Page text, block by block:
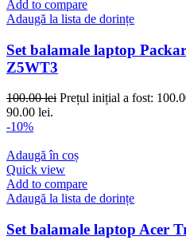
Add to compare
Adaugă la lista de dorințe
Set balamale laptop
Z5WT3
100.00lei Prețul inițial a fost:
90.00 lei.
-10%
Adaugă în coș
Quick view
Add to compare
Adaugă la lista de dorințe
Set balamale laptop Acer